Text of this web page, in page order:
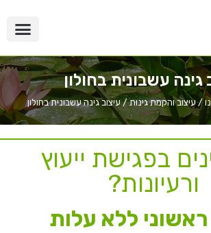
גינה עשבונית בחולון
/עיצוב והקמת גינות/עיצוב גינה עשבונית בחולון
בפגישת ייעוץ
ורעיונות?
ראשוני ללא עלות